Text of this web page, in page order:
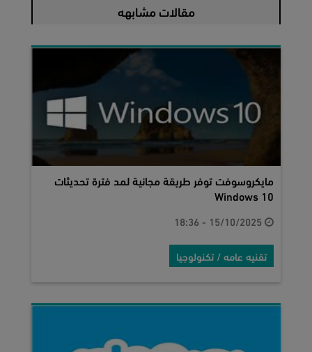
مقالات مشابهه
مايكروسوفت توفر طريقة مجانية لمد فترة تحديثات
Windows 10
تقنيه عامه / تكنولوجيا